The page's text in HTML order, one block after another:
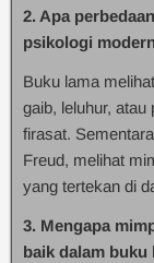
2. Apa
psikologi
Buku lama
gaib, leluhur, atau
firasat.
Freud, melihat
yang tertekan di
3. Mengapa
baik dalam buku